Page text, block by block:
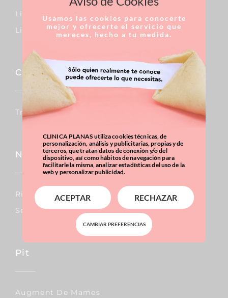
Limfedema
Lipedema
Capil·lar
Trasplantaments De Cabells
Nas
Rinoplàstia
Septoplàstia
Pit
Augment De Mames
Usamos las cookies para conocerte
mejor y ofrecerte el servicio que
mereces, hecho a tu medida.
CLINICA PLANAS utiliza cookies técnicas, de
personalización, análisis y publicitarias, propias y de
terceros, que tratan datos de conexión y/o del
dispositivo, así como hábitos de navegación para
facilitarle la misma, analizar estadísticas del uso de la
web y personalizar publicidad.
ACEPTAR RECHAZAR
CAMBIAR PREFERENCIAS